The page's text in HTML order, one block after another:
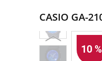
CASIO GA-
10 %